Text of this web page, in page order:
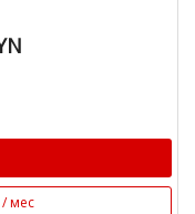
/ мес